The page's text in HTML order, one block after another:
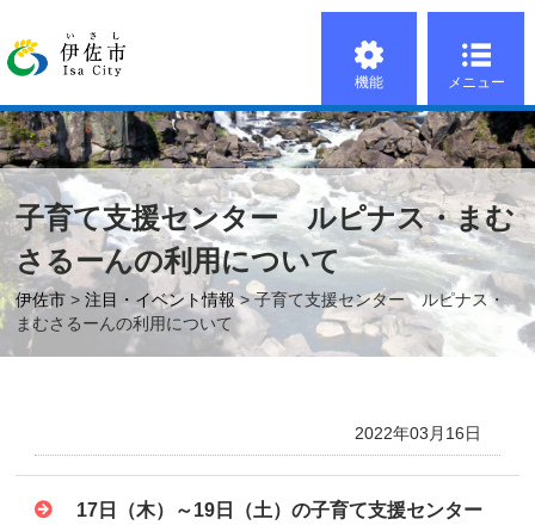
機能 メニュー
子育て支援センター ルピナス・まむ
さるーんの利用について
伊佐市 >注目・イベント情報> 子育て支援センター ルピナス・
まむさるーんの利用について
2022年03月16日
17日（木）～19日（土）の子育て支援センター